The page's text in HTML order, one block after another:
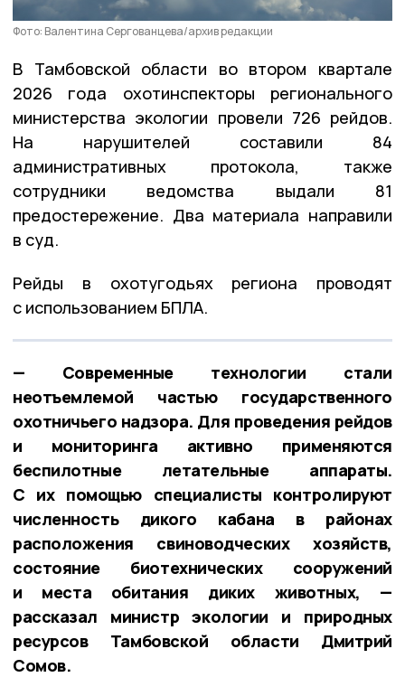
Фото: Валентина Сергованцева/архив редакции
В Тамбовской области во втором квартале
2026 года охотинспекторы регионального
министерства экологии провели 726 рейдов.
На нарушителей составили 84
административных протокола, также
сотрудники ведомства выдали 81
предостережение. Два материала направили
в суд.
Рейды в охотугодьях региона проводят
с использованием БПЛА.
— Современные технологии стали
неотъемлемой частью государственного
охотничьего надзора. Для проведения рейдов
и мониторинга активно применяются
беспилотные летательные аппараты.
С их помощью специалисты контролируют
численность дикого кабана в районах
расположения свиноводческих хозяйств,
состояние биотехнических сооружений
и места обитания диких животных, —
рассказал министр экологии и природных
ресурсов Тамбовской области Дмитрий
Сомов.